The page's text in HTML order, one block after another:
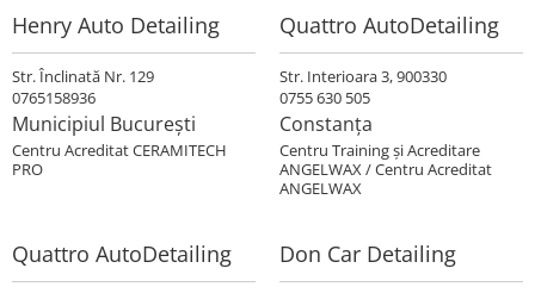
Henry Auto Detailing
Str. Înclinată Nr. 129
0765158936
Municipiul București
Centru Acreditat CERAMITECH
PRO
Quattro AutoDetailing
Str. Interioara 3, 900330
0755 630 505
Constanța
Centru Training şi Acreditare
ANGELWAX / Centru Acreditat
ANGELWAX
Quattro AutoDetailing Don Car Detailing